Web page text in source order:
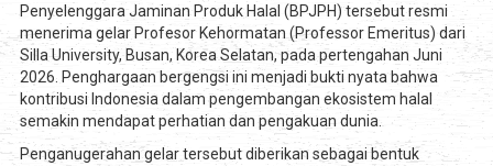
Penyelenggara Jaminan Produk Halal (BPJPH) tersebut resmi
menerima gelar Profesor Kehormatan (Professor Emeritus) dari
Silla University, Busan, Korea Selatan, pada pertengahan Juni
2026. Penghargaan bergengsi ini menjadi bukti nyata bahwa
kontribusi Indonesia dalam pengembangan ekosistem halal
semakin mendapat perhatian dan pengakuan dunia.
Penganugerahan gelar tersebut diberikan sebagai bentuk